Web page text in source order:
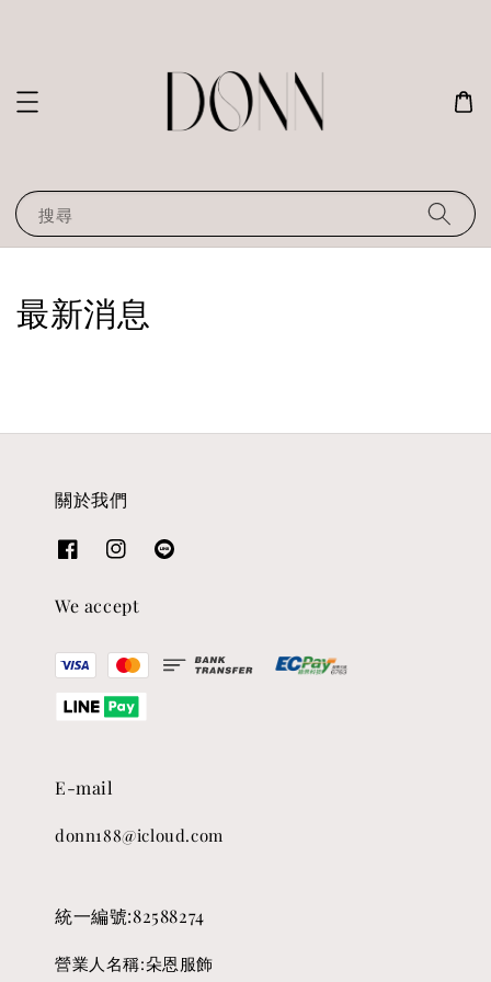
搜尋
最新消息
關於我們
We accept
E-mail
donn188@icloud.com
統一編號:82588274
營業人名稱:朵恩服飾